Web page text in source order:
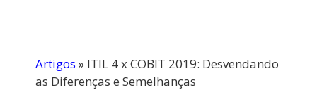
Artigos » ITIL 4 x COBIT 2019: Desvendando
as Diferenças e Semelhanças